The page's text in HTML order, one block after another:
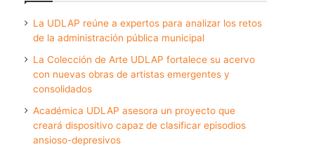
La UDLAP reúne a expertos para analizar los retos
de la administración pública municipal
La Colección de Arte UDLAP fortalece su acervo
con nuevas obras de artistas emergentes y
consolidados
Académica UDLAP asesora un proyecto que
creará dispositivo capaz de clasificar episodios
ansioso-depresivos